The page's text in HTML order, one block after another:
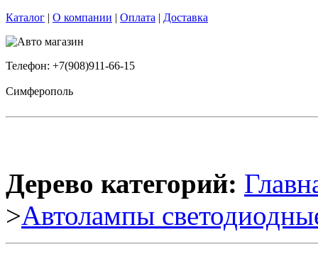
Каталог | О компании | Оплата | Доставка
Телефон: +7(908)911-66-15
Симферополь
Дерево категорий:
>Автолампы